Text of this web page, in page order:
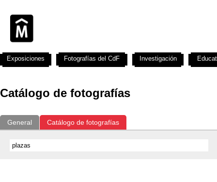
Catálogo de fotografías
General Catálogo de fotografías
Exposiciones Fotografías del CdF Investigación